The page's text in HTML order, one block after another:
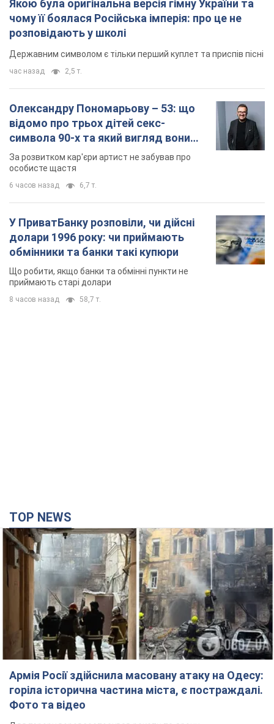
Якою була оригінальна версія гімну України та
чому її боялася Російська імперія: про це не
розповідають у школі
Державним символом є тільки перший куплет та приспів пісні
час назад 2,5 т.
Олександру Пономарьову – 53: що
відомо про трьох дітей секс-
символа 90-х та який вигляд вони
мають
За розвитком кар'єри артист не забував про
особисте щастя
6 часов назад 6,7 т.
У ПриватБанку розповіли, чи дійсні
долари 1996 року: чи приймають
обмінники та банки такі купюри
Що робити, якщо банки та обмінні пункти не
приймають старі долари
8 часов назад 58,7 т.
TOP NEWS
Армія Росії здійснила масовану атаку на Одесу:
горіла історична частина міста, є постраждалі.
Фото та відео